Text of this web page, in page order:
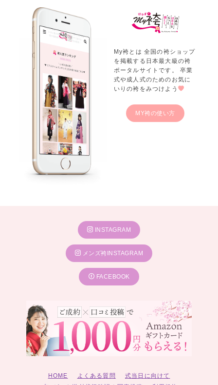
My袴とは 全国の袴ショップ
を掲載する日本最大級の袴
ポータルサイトです。 卒業
式や成人式のためのお気に
いりの袴をみつけよう
MY袴の使い方
INSTAGRAM
メンズ袴INSTAGRAM
FACEBOOK
HOME よくある質問
式当日に向けて